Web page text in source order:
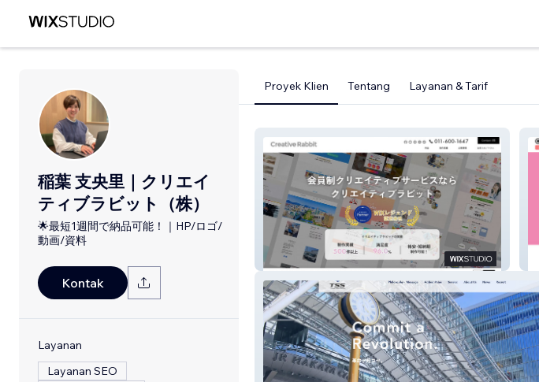
稲葉 支央里｜クリエイ
ティブラビット（株）
🌟最短1週間で納品可能！｜HP/ロゴ/
動画/資料
Kontak
Layanan
Layanan SEO
Proyek Klien Tentang Layanan & Tarif
クリエイティブラビット株式会社